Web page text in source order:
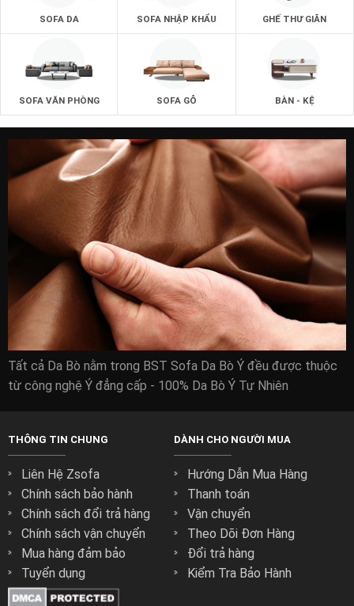
Những kiểu dáng bàn đẹp nhất dành cho phòng ăn sẽ có tại
zSofa.
cách cổ điển thì cũng hãy yên tâm.
Khi đến với zSofa bạn sẽ chọn được những chiếc bàn đẹp
nhất và ưng ý nhất.
Bàn ăn với mức giá hợp lý :
Giá cả không phải là điều khách hàng nên lo lắng khi mua
hàng tại zSofa.
Vì zSofa cung cấp cho khách hàng những mức giá hợp lý
nhất cho mọi sản phẩm.
Giúp người tiêu dùng chọn lựa sản phẩm ưng ý nhất với
mức giá hợp lý .
SOFA DA SOFA NHẬP KHẨU GHẾ THƯ GIÃN
SOFA VĂN PHÒNG SOFA GỖ BÀN - KỆ
Tất cả Da Bò nằm trong BST Sofa Da Bò Ý đều được thuộc
từ công nghệ Ý đẳng cấp - 100% Da Bò Ý Tự Nhiên
THÔNG TIN CHUNG
Liên Hệ Zsofa
Chính sách bảo hành
Chính sách đổi trả hàng
Chính sách vận chuyển
Mua hàng đảm bảo
Tuyển dụng
DÀNH CHO NGƯỜI MUA
Hướng Dẫn Mua Hàng
Thanh toán
Vận chuyển
Theo Dõi Đơn Hàng
Đổi trả hàng
Kiểm Tra Bảo Hành